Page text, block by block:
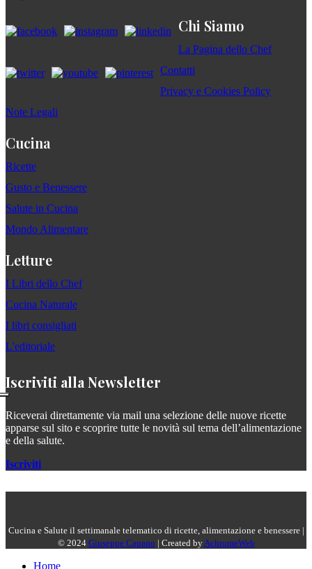
Chi Siamo
La Pagina dello Chef
Contatti
Privacy e Cookies Policy
Note Legali
Cucina
Ricette
Gusto e Benessere
Salute in Cucina
Mondo Alimentare
Letture
I Libri dello Chef
Cucina Naturale
I libri consigliati
L'editoriale
Iscriviti alla Newsletter
Riceverai direttamente via mail una selezione delle nuove ricette
apparse sul sito e scoprire tutte le novità sul tema dell’alimentazione
e della salute.
Iscriviti
Cucina e Salute il settimanale telematico di ricette, alimentazione e benessere |
© 2024 Giuseppe Capano | Created byAchromeWeb
Home